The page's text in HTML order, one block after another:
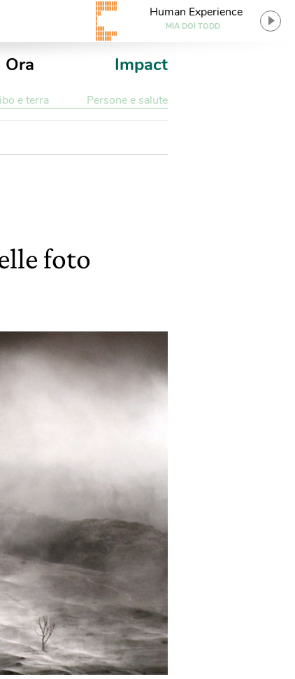
Human Experience
MIA DOI TODD
Impact
e terra Persone e salute
foto